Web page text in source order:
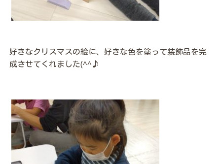
好きなクリスマスの絵に、好きな色を塗って装飾品を完
成させてくれました(^^♪